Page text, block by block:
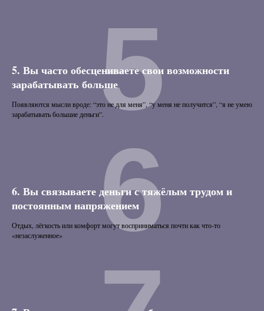
5. Вы часто обесцениваете свои возможности
зарабатывать больше
Появляются мысли вроде: “это не для меня”, “у меня не получится”, “я не умею
зарабатывать большие деньги”.5
6. Вы связываете деньги с тяжёлым трудом и
постоянным напряжением
Отдых, лёгкость или комфорт могут восприниматься почти как что-то
«незаслуженное»
6